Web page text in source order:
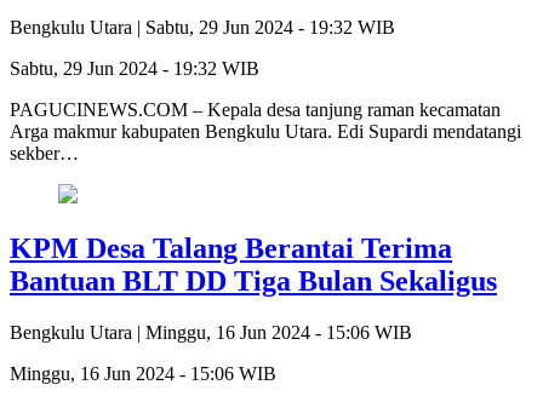
Bengkulu Utara | Sabtu, 29 Jun 2024 - 19:32 WIB
Sabtu, 29 Jun 2024 - 19:32 WIB
PAGUCINEWS.COM – Kepala desa tanjung raman kecamatan
Arga makmur kabupaten Bengkulu Utara. Edi Supardi mendatangi
sekber…
KPM Desa Talang Berantai Terima
Bantuan BLT DD Tiga Bulan Sekaligus
Bengkulu Utara | Minggu, 16 Jun 2024 - 15:06 WIB
Minggu, 16 Jun 2024 - 15:06 WIB